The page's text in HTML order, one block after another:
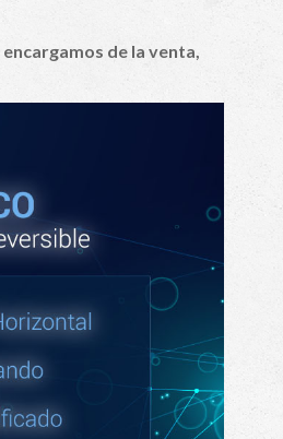
encargamos de la venta,